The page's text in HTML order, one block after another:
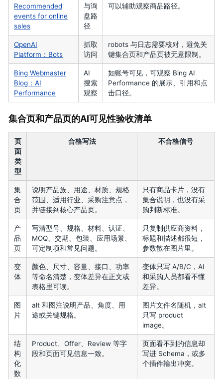
Recommended
events for online
sales
与询
盘路
径
可以辅助观察商品路径。
OpenAI
Platform：Bots
抓取
访问
robots 与日志需要核对，避免关
键集合页和产品页被无意限制。
Bing Webmaster
Blog：AI
Performance
AI
搜索
观察
如账号可见，可观察 Bing AI
Performance 的展示、引用和点
击口径。
集合页和产品页的AI可见性验收清单
页
面
类
型
合格写法 不合格信号
集
合
页
说明产品族、用途、材质、规格
范围、适用行业、采购注意点，
并链接到核心产品页。
只有商品卡片，没有
集合说明，也没有采
购判断标准。
产
品
页
写清型号、规格、材料、认证、
MOQ、交期、包装、应用场景、
可定制项和常见问题。
只复制供应商资料，
标题和描述都很短，
参数散在图片里。
变
体
颜色、尺寸、容量、接口、功率
等命名清楚，变体差异在正文或
表格里可读。
变体只写 A/B/C，AI
和采购人员都看不懂
差异。
图
片
alt 和图注说明产品、角度、用
途或关键规格。
图片文件名随机，alt
只写 product
image。
结
构
化
数
Product、Offer、Review 等字
段和页面可见信息一致。
页面看不到的信息却
写进 Schema，或多
个插件输出冲突。